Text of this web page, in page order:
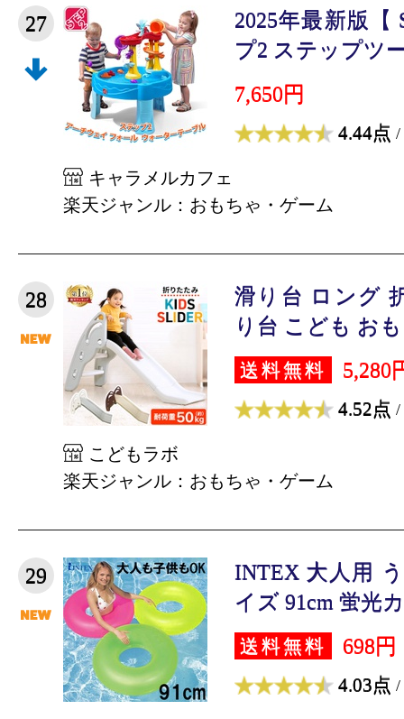
27
2025年最新版【
プ2 ステップツ
7,650円
4.44点 /
キャラメルカフェ
楽天ジャンル：おもちゃ・ゲーム
28
滑り台 ロング
り台 こども お
送料無料 5,280
4.52点 /
こどもラボ
楽天ジャンル：おもちゃ・ゲーム
29
INTEX 大人用
イズ 91cm 蛍光
送料無料 698円
4.03点 /